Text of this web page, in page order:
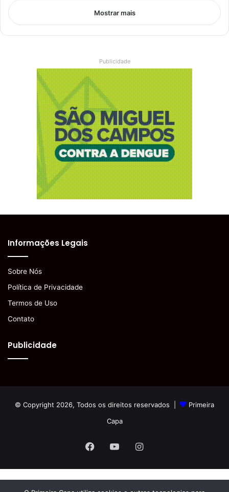
Mostrar mais
Publicidade
Informações Legais
Sobre Nós
Política de Privacidade
Termos de Uso
Contato
Publicidade
© Copyright 2026, Todos os direitos reservados |
Primeira
Capa
Facebook
YouTubeInstagram